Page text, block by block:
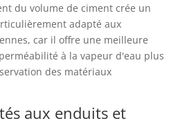
du volume de ciment crée un
adapté aux
car il offre une meilleure
à la vapeur d'eau plus
des matériaux
aux enduits et